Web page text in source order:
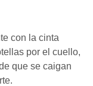
con la cinta
por el cuello,
que se caigan